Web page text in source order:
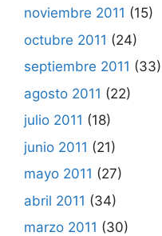
noviembre 2011 (15)
octubre 2011 (24)
septiembre 2011 (33)
agosto 2011 (22)
julio 2011 (18)
junio 2011 (21)
mayo 2011 (27)
abril 2011 (34)
marzo 2011 (30)